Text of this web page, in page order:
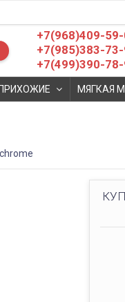
+7(968)409-
+7(985)383-
+7(499)390-
ПРИХОЖИЕ МЯГКАЯ